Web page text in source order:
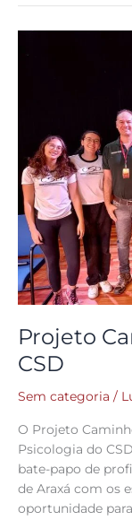
Projeto
CSD
Sem categoria /
O Projeto
Psicologia do
bate-papo de
de Araxá com os
oportunidade
Caminhos
CSD